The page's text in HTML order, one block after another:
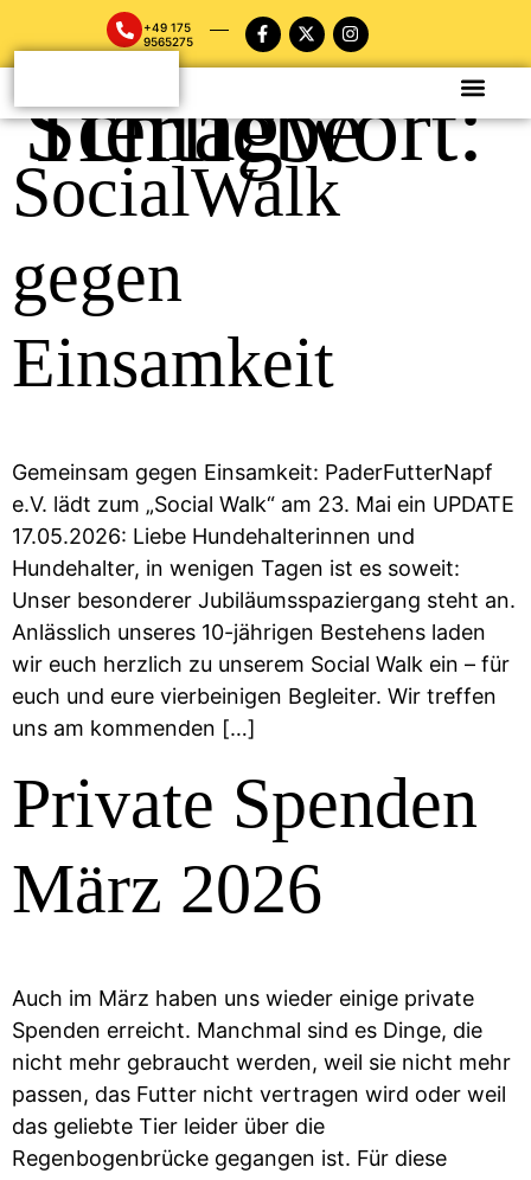
+49 175
9565275
Schlagwort:
Tierliebe
SocialWalk
gegen
Einsamkeit
Gemeinsam gegen Einsamkeit: PaderFutterNapf
e.V. lädt zum „Social Walk“ am 23. Mai ein UPDATE
17.05.2026: Liebe Hundehalterinnen und
Hundehalter, in wenigen Tagen ist es soweit:
Unser besonderer Jubiläumsspaziergang steht an.
Anlässlich unseres 10-jährigen Bestehens laden
wir euch herzlich zu unserem Social Walk ein – für
euch und eure vierbeinigen Begleiter. Wir treffen
uns am kommenden […]
Private Spenden
März 2026
Auch im März haben uns wieder einige private
Spenden erreicht. Manchmal sind es Dinge, die
nicht mehr gebraucht werden, weil sie nicht mehr
passen, das Futter nicht vertragen wird oder weil
das geliebte Tier leider über die
Regenbogenbrücke gegangen ist. Für diese